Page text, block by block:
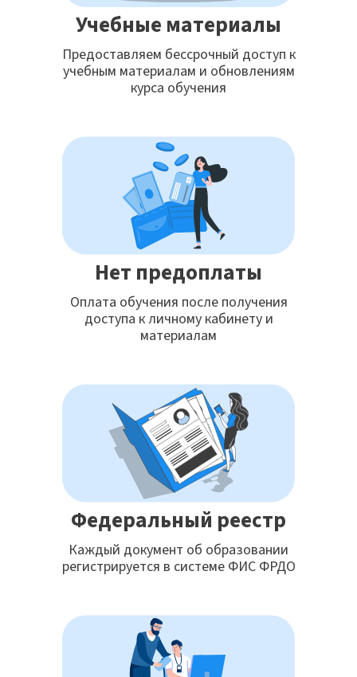
Учебные материалы
Предоставляем бессрочный доступ к
учебным материалам и обновлениям
курса обучения
Нет предоплаты
Оплата обучения после получения
доступа к личному кабинету и
материалам
Федеральный реестр
Каждый документ об образовании
регистрируется в системе ФИС ФРДО